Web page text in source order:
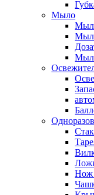
Мыло
Нож